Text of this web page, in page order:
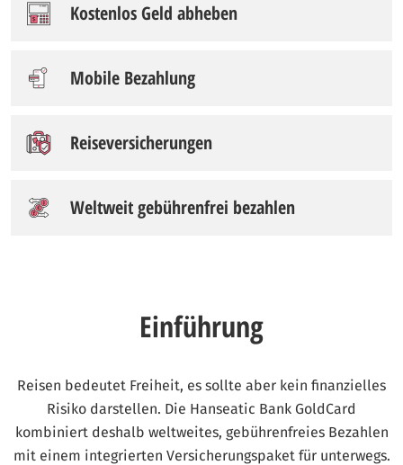
Kostenlos Geld abheben
Mobile Bezahlung
Reiseversicherungen
Weltweit gebührenfrei bezahlen
Einführung
Reisen bedeutet Freiheit, es sollte aber kein finanzielles
Risiko darstellen. Die Hanseatic Bank GoldCard
kombiniert deshalb weltweites, gebührenfreies Bezahlen
mit einem integrierten Versicherungspaket für unterwegs.